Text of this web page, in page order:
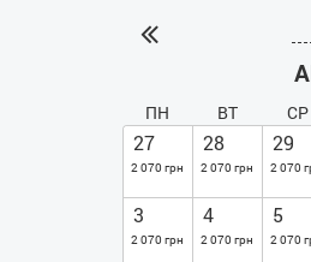
ПН ВТ СР
27
2 070 грн
28
2 070 грн
29
2 070
3
2 070 грн
4
2 070 грн
5
2 070